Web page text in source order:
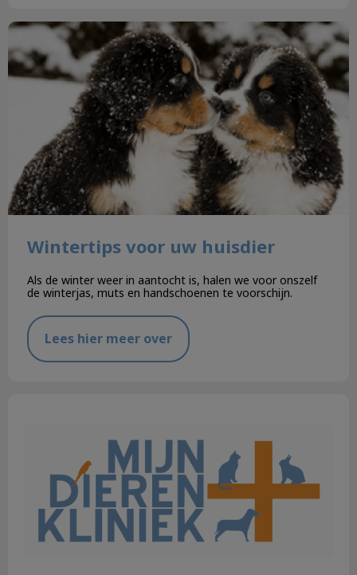
Wintertips voor uw huisdier
Wintertips voor uw huisdier
Als de winter weer in aantocht is, halen we voor onszelf
de winterjas, muts en handschoenen te voorschijn.
Lees hier meer over